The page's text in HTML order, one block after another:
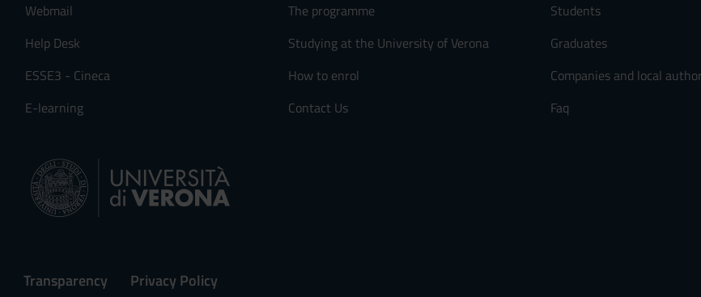
Webmail
Help Desk
ESSE3 - Cineca
E-learning
The programme
Studying at the University of Verona
How to enrol
Contact Us
Students
Graduates
Companies and local
Faq
Transparency Privacy Policy